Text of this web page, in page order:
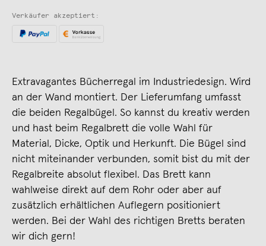
Verkäufer akzeptiert:
Extravagantes Bücherregal im Industriedesign. Wird
an der Wand montiert. Der Lieferumfang umfasst
die beiden Regalbügel. So kannst du kreativ werden
und hast beim Regalbrett die volle Wahl für
Material, Dicke, Optik und Herkunft. Die Bügel sind
nicht miteinander verbunden, somit bist du mit der
Regalbreite absolut flexibel. Das Brett kann
wahlweise direkt auf dem Rohr oder aber auf
zusätzlich erhältlichen Auflegern positioniert
werden. Bei der Wahl des richtigen Bretts beraten
wir dich gern!